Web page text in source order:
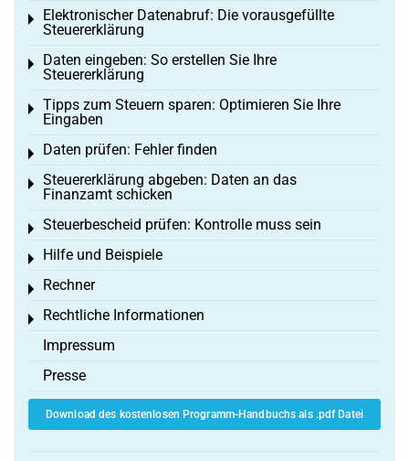
Elektronischer Datenabruf: Die vorausgefüllte
Steuererklärung
Toggle menu
Daten eingeben: So erstellen Sie Ihre
Steuererklärung
Toggle menu
Tipps zum Steuern sparen: Optimieren Sie Ihre
Eingaben
Toggle menu
Daten prüfen: Fehler finden
Toggle menu
Steuererklärung abgeben: Daten an das
Finanzamt schicken
Toggle menu
Steuerbescheid prüfen: Kontrolle muss sein
Toggle menu
Hilfe und Beispiele
Toggle menu
Rechner
Toggle menu
Rechtliche Informationen
Toggle menu
Impressum
Presse
Download des kostenlosen Programm-Handbuchs als .pdf Datei